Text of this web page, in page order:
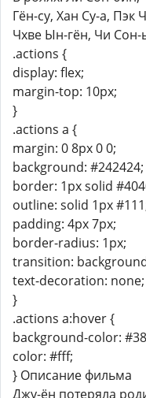
Гён-су, Хан Су-а, Пэк
Чхве Ын-гён, Чи Сон-
.actions {
display: flex;
margin-top: 10px;
}
.actions a {
margin: 0 8px 0 0;
background: #242424;
border: 1px solid
outline: solid 1px
padding: 4px 7px;
border-radius: 1px;
transition:
text-decoration: none;
}
.actions a:hover {
background-color:
color: #fff;
} Описание фильма
Джу-ён потеряла